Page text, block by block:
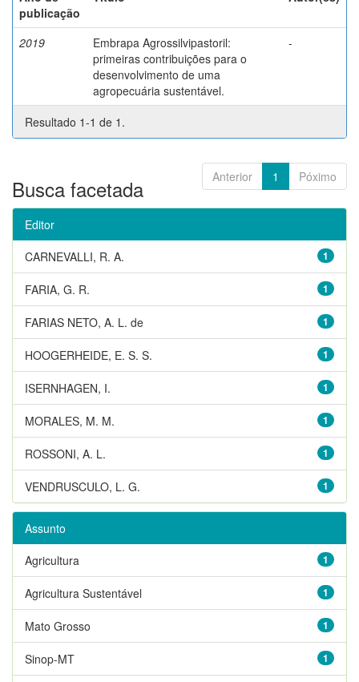
publicação
2019
Embrapa Agrossilvipastoril:
primeiras contribuições para o
desenvolvimento de uma
agropecuária sustentável.
-
Resultado 1-1 de 1.
Anterior 1 Póximo
Busca facetada
Editor
1
CARNEVALLI, R. A.
1
FARIA, G. R.
1
FARIAS NETO, A. L. de
1
HOOGERHEIDE, E. S. S.
1
ISERNHAGEN, I.
1
MORALES, M. M.
1
ROSSONI, A. L.
1
VENDRUSCULO, L. G.
Assunto
1
Agricultura
1
Agricultura Sustentável
1
Mato Grosso
1
Sinop-MT